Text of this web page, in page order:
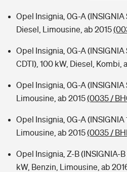
Opel Insignia, 0G-A (INSIGNIA
Diesel, Limousine, ab 2015
Opel Insignia, 0G-A (INSIGNIA
CDTI), 100 kW, Diesel, Kombi,
Opel Insignia, 0G-A (INSIGNIA
Limousine, ab 2015(0035 /
Opel Insignia, 0G-A (INSIGNIA
Limousine, ab 2015(0035 /
Opel Insignia, Z-B (INSIGNIA-B
kW, Benzin, Limousine, ab